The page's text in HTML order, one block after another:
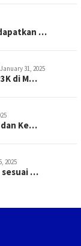
…
January 31, 2025
di M…
dan Ke…
2025
sesuai …